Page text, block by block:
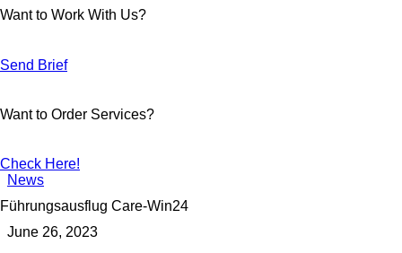
Want to Work With Us?
Send Brief
Want to Order Services?
Check Here!
News
Führungsausflug Care-Win24
June 26, 2023